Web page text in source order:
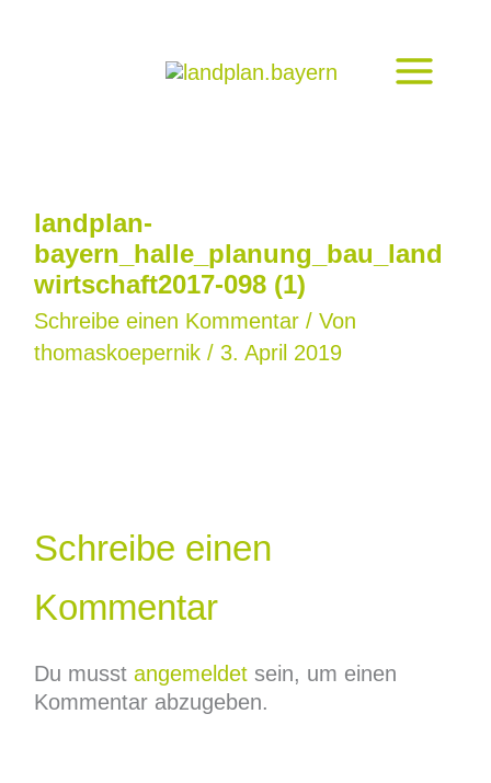
landplan-
bayern_halle_planung_bau_land
wirtschaft2017-098 (1)
Schreibe einen Kommentar / Von
thomaskoepernik / 3. April 2019
Schreibe einen
Kommentar
Du musst angemeldetsein, um einen
Kommentar abzugeben.